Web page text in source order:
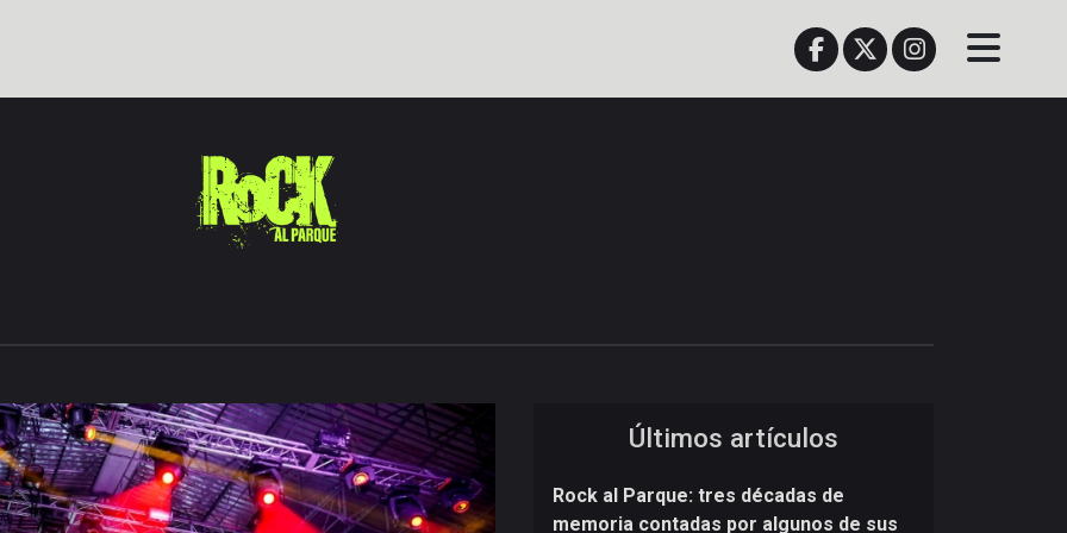
Últimos artículos
Rock al Parque: tres décadas de
memoria contadas por algunos de sus